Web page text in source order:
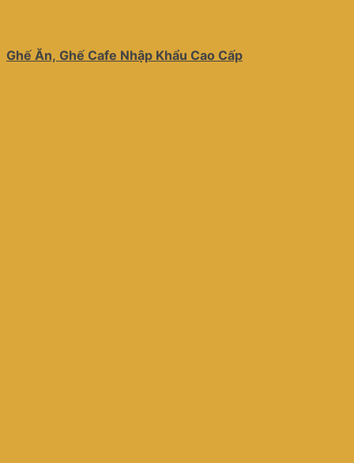
Ghế Ăn, Ghế Cafe Nhập Khẩu Cao Cấp